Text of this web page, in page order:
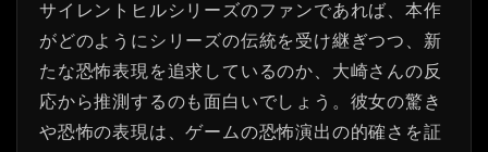
サイレントヒルシリーズのファンであれば、本作
がどのようにシリーズの伝統を受け継ぎつつ、新
たな恐怖表現を追求しているのか、大崎さんの反
応から推測するのも面白いでしょう。彼女の驚き
や恐怖の表現は、ゲームの恐怖演出の的確さを証